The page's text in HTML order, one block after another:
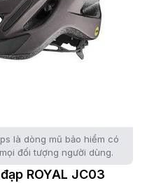
là dòng mũ bảo hiểm có
đối tượng người dùng.
ROYAL JC03